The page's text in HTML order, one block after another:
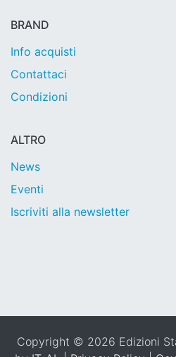
BRAND
Info acquisti
Contattaci
Condizioni
ALTRO
News
Eventi
Iscriviti alla newsletter
Copyright © 2026 Edizioni